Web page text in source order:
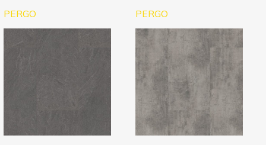
PERGO PERGO